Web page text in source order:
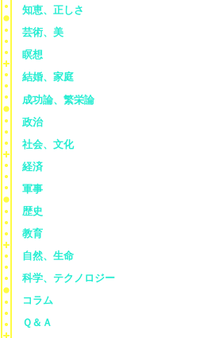
知恵、正しさ
芸術、美
瞑想
結婚、家庭
成功論、繁栄論
政治
社会、文化
経済
軍事
歴史
教育
自然、生命
科学、テクノロジー
コラム
Ｑ＆Ａ